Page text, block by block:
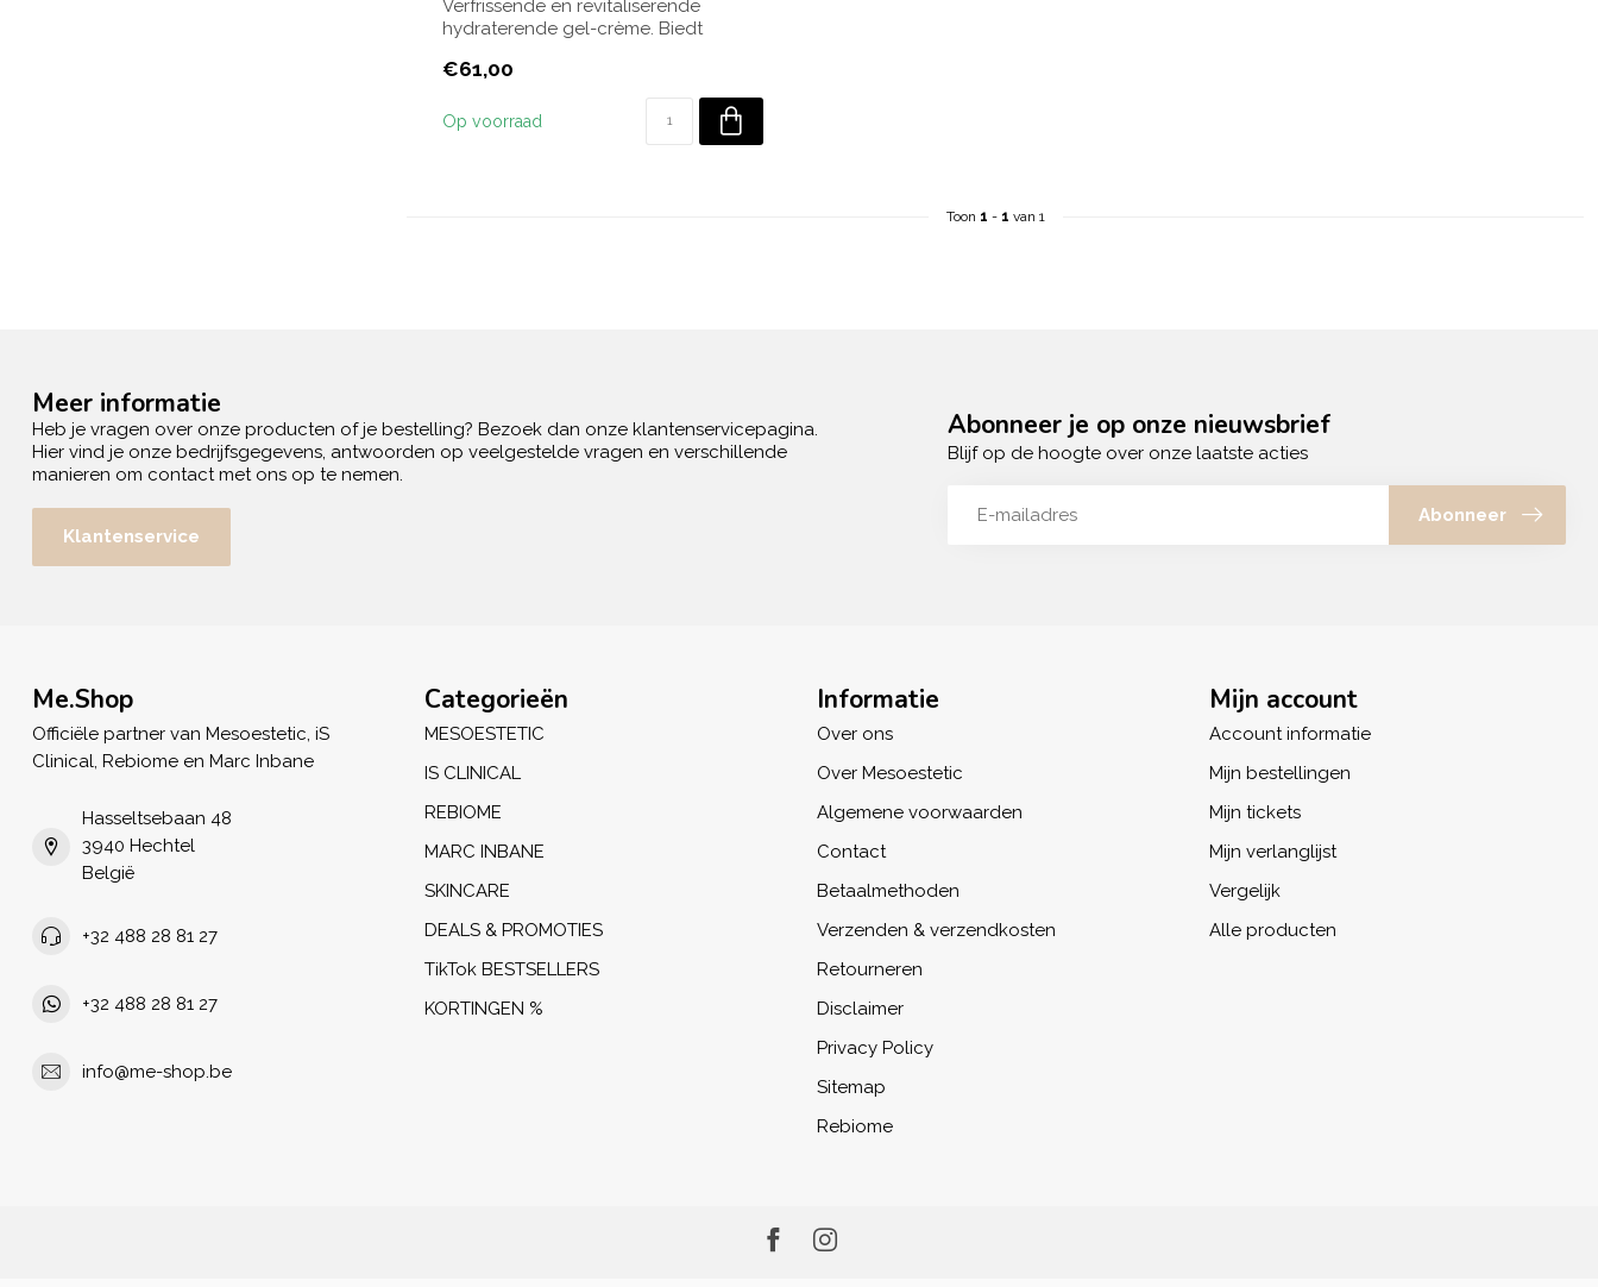
Verfrissende en revitaliserende
hydraterende gel-crème. Biedt
€61,00
Op voorraad
Toon 1 - 1 van 1
Meer informatie
Heb je vragen over onze producten of je bestelling? Bezoek dan onze klantenservicepagina.
Hier vind je onze bedrijfsgegevens, antwoorden op veelgestelde vragen en verschillende
manieren om contact met ons op te nemen.
Klantenservice
Abonneer je op onze nieuwsbrief
Blijf op de hoogte over onze laatste acties
Abonneer
Me.Shop
Officiële partner van Mesoestetic, iS
Clinical, Rebiome en Marc Inbane
Hasseltsebaan 48
3940 Hechtel
België
+32 488 28 81 27
+32 488 28 81 27
info@me-shop.be
Categorieën
MESOESTETIC
IS CLINICAL
REBIOME
MARC INBANE
SKINCARE
DEALS & PROMOTIES
TikTok BESTSELLERS
KORTINGEN %
Informatie
Over ons
Over Mesoestetic
Algemene voorwaarden
Contact
Betaalmethoden
Verzenden & verzendkosten
Retourneren
Disclaimer
Privacy Policy
Sitemap
Rebiome
Mijn account
Account informatie
Mijn bestellingen
Mijn tickets
Mijn verlanglijst
Vergelijk
Alle producten